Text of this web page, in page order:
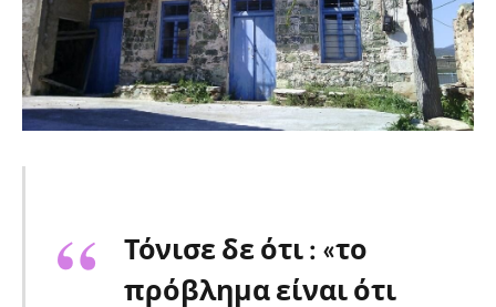
Τόνισε δε ότι : «το
πρόβλημα είναι ότι